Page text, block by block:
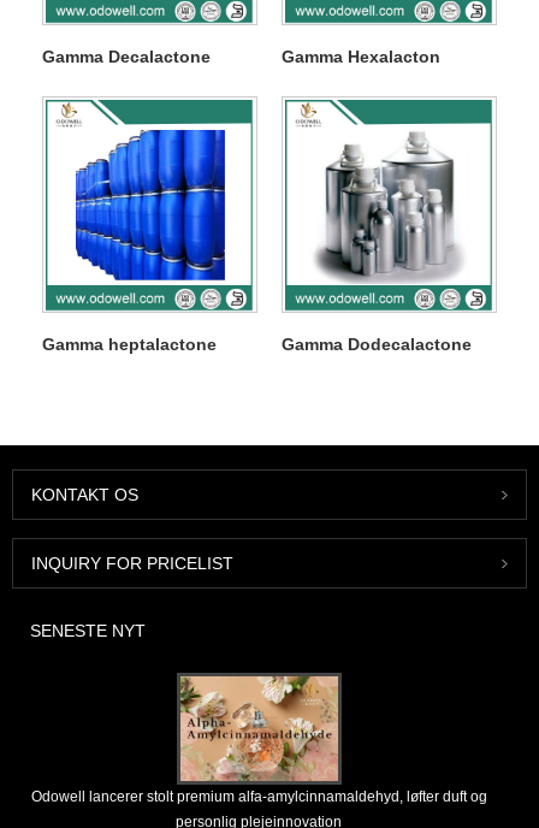
Gamma Decalactone Gamma Hexalacton
Gamma heptalactone Gamma Dodecalactone
KONTAKT OS
INQUIRY FOR PRICELIST
SENESTE NYT
Odowell lancerer stolt premium alfa-amylcinnamaldehyd, løfter duft og
personlig plejeinnovation